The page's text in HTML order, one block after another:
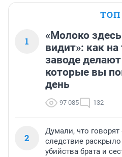
ТОП
1
«Молоко
видит»: как
заводе
которые вы
день
97 085 132
2
Думали, что
следствие
убийства брата и